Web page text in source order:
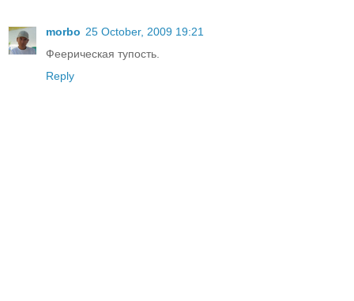
morbo 25 October, 2009 19:21
Феерическая тупость.
Reply